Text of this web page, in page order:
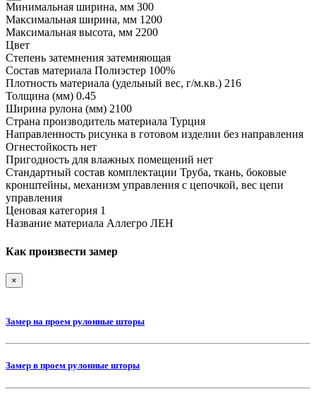
Минимальная ширина, мм 300
Максимальная ширина, мм 1200
Максимальная высота, мм 2200
Цвет
Степень затемнения затемняющая
Состав материала Полиэстер 100%
Плотность материала (удельный вес, г/м.кв.) 216
Толщина (мм) 0.45
Ширина рулона (мм) 2100
Страна производитель материала Турция
Направленность рисунка в готовом изделии без направления
Огнестойкость нет
Пригодность для влажных помещений нет
Стандартный состав комплектации Труба, ткань, боковые
кронштейны, механизм управления с цепочкой, вес цепи
управления
Ценовая категория 1
Название материала Аллегро ЛЕН
Как произвести замер
×
Замер на проем рулонные шторы
Замер в проем рулонные шторы